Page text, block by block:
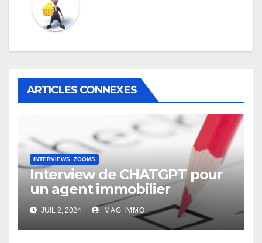
ARTICLES CONNEXES
INTERVIEWS, ZOOMS
Interview de CHATGPT pour
un agent immobilier
JUIL 2, 2024 MAG IMMO